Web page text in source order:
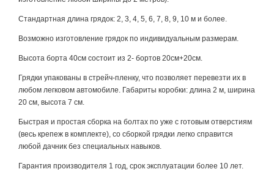
Стандартная длина грядок: 2, 3, 4, 5, 6, 7, 8, 9, 10 м и более.
Возможно изготовление грядок по индивидуальным размерам.
Высота борта 40см состоит из 2- бортов 20см+20см.
Грядки упакованы в стрейч-пленку, что позволяет перевезти их в
любом легковом автомобиле. Габариты коробки: длина 2 м, ширина
20 см, высота 7 см.
Быстрая и простая сборка на болтах по уже с готовым отверстиям
(весь крепеж в комплекте), со сборкой грядки легко справится
любой дачник без специальных навыков.
Гарантия производителя 1 год, срок эксплуатации более 10 лет.